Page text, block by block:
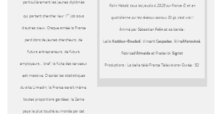
particulièrement les jeunes diplômés
qui partent chercher leur 1er job sous
d’autres cieux. Chaque année la France
perd donc de jeunes chercheurs, de
futurs entrepreneurs, de futurs
employeurs… bref, la fuite des cerveaux
est massive. D’après les statistiques
du site Linkedin, la France serait même,
toutes proportions gardées, le 2eme
pays le plus touché au monde par cet
Folin Hebdô, tous les jeudis à 23.25 sur France Ô, et en
quotidienne sur les réseaux sociaux. Et ça, c’est vrai !
Animé par Sébastien Folin et sa bande :
Leïla Kaddour-Boudadi , Vincent Cespedes , AlineAfanoukoé
Fabriced’Almeida et Frederick Sigrist
Productions : La belle télé/France Télévisions-Durée : 52’